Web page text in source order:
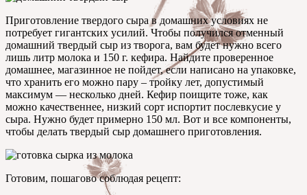
Приготовление твердого сыра в домашних условиях не
потребует гигантских усилий. Чтобы получился отменный
домашний твердый сыр из творога, вам будет нужно всего
лишь литр молока и 150 г. кефира. Найдите проверенное
домашнее, магазинное не пойдет, если написано на упаковке,
что хранить его можно пару – тройку лет, допустимый
максимум — несколько дней. Кефир поищите тоже, как
можно качественнее, низкий сорт испортит послевкусие у
сыра. Нужно будет примерно 150 мл. Вот и все компоненты,
чтобы делать твердый сыр домашнего приготовления.
Готовим, пошагово соблюдая рецепт: